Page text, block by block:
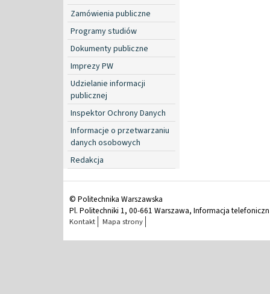
Zamówienia publiczne
Programy studiów
Dokumenty publiczne
Imprezy PW
Udzielanie informacji
publicznej
Inspektor Ochrony Danych
Informacje o przetwarzaniu
danych osobowych
Redakcja
© Politechnika Warszawska
Pl. Politechniki 1, 00-661 Warszawa, Informacja
Kontakt Mapa strony